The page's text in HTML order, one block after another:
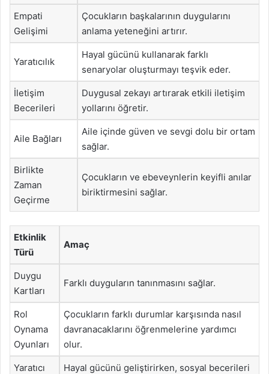
Empati
Gelişimi
Çocukların başkalarının duygularını
anlama yeteneğini artırır.
Yaratıcılık
Hayal gücünü kullanarak farklı
senaryolar oluşturmayı teşvik eder.
İletişim
Becerileri
Duygusal zekayı artırarak etkili iletişim
yollarını öğretir.
Aile Bağları
Aile içinde güven ve sevgi dolu bir ortam
sağlar.
Birlikte
Zaman
Geçirme
Çocukların ve ebeveynlerin keyifli anılar
biriktirmesini sağlar.
Etkinlik
Türü
Amaç
Duygu
Kartları
Farklı duyguların tanınmasını sağlar.
Rol
Oynama
Oyunları
Çocukların farklı durumlar karşısında nasıl
davranacaklarını öğrenmelerine yardımcı
olur.
Yaratıcı
Hayal gücünü geliştirirken, sosyal becerileri